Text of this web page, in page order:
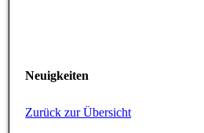
Neuigkeiten
Zurück zur Übersicht